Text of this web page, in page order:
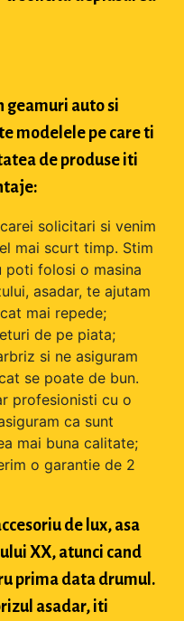
geamuri auto si
modelele pe care ti
de produse iti
solicitari si venim
mai scurt timp. Stim
poti folosi o masina
asadar, te ajutam
mai repede;
de pe piata;
si ne asiguram
se poate de bun.
profesionisti cu o
ca sunt
mai buna calitate;
o garantie de 2
de lux, asa
XX, atunci cand
prima data drumul.
asadar, iti